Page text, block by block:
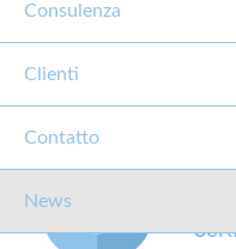
Consulenza
Clienti
Contatto
News
LEGIOINSTITUTE:
NEWS